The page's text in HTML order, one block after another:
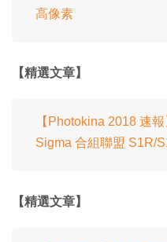
高像素
【精選文章】
【Photokina 2018 速
Sigma 合組聯盟 S1R/
【精選文章】